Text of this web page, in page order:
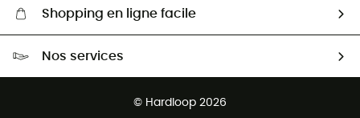
Shopping en ligne facile
Nos services
© Hardloop 2026